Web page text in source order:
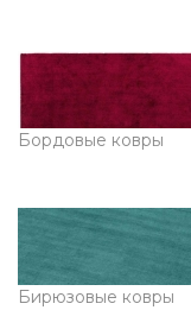
Бордовые ковры
Бирюзовые ковры